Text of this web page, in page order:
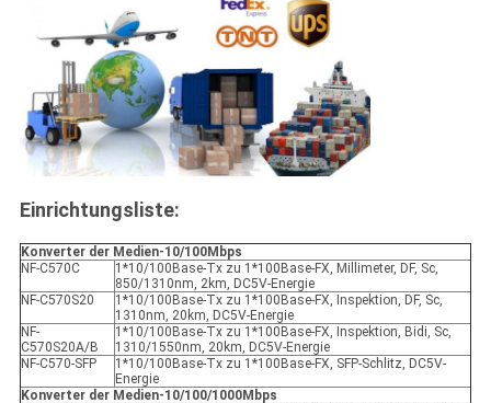
Einrichtungsliste:
Konverter der Medien-10/100Mbps
NF-C570C
1*10/100Base-Tx zu 1*100Base-FX, Millimeter, DF, Sc,
850/1310nm, 2km, DC5V-Energie
NF-C570S20
1*10/100Base-Tx zu 1*100Base-FX, Inspektion, DF, Sc,
1310nm, 20km, DC5V-Energie
NF-
C570S20A/B
1*10/100Base-Tx zu 1*100Base-FX, Inspektion, Bidi, Sc,
1310/1550nm, 20km, DC5V-Energie
NF-C570-SFP
1*10/100Base-Tx zu 1*100Base-FX, SFP-Schlitz, DC5V-
Energie
Konverter der Medien-10/100/1000Mbps